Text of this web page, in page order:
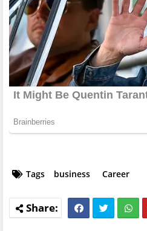
Tags business Career